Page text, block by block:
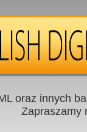
oraz innych
Zapraszamy